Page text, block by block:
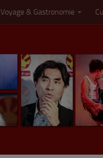
Voyage & Gastronomie